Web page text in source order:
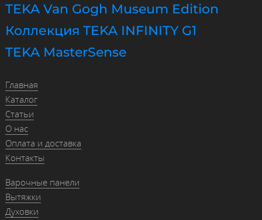
TEKA Van Gogh Museum Edition
Коллекция TEKA INFINITY G1
TEKA MasterSense
Главная
Каталог
Статьи
О нас
Оплата и доставка
Контакты
Варочные панели
Вытяжки
Духовки